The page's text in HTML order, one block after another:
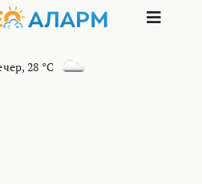
Toggle
, 28 °C